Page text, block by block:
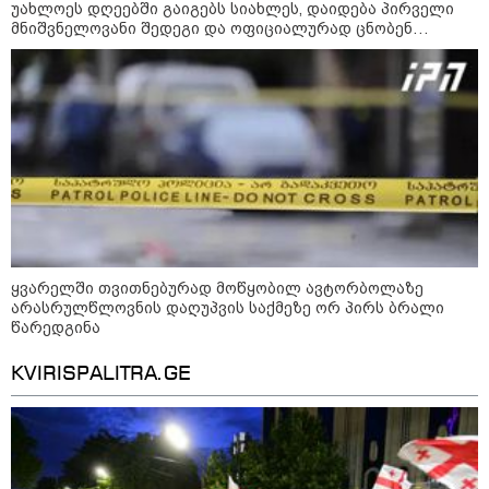
"არის პოლარიზაციის კიდევ უფრო
გაღრმავების საფრთხე და ...“
"გონებაში ვალაგებდი, ეს ამბავი
პირველად ვისთვის მეთქვა, ვის
უნდა ჩავექოლე“
ახლა გითხარით“
უახლოეს დღეებში გაიგებს სიახლეს, დაიდება პირველი
მნიშვნელოვანი შედეგი და ოფიციალურად ცნობენ
დაზარალებულად
ყვარელში თვითნებურად მოწყობილ ავტორბოლაზე
არასრულწლოვნის დაღუპვის საქმეზე ორ პირს ბრალი
წარედგინა
KVIRISPALITRA.GE